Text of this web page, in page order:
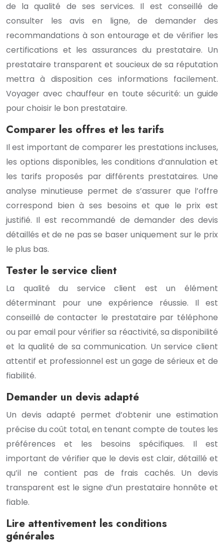
de la qualité de ses services. Il est conseillé de
consulter les avis en ligne, de demander des
recommandations à son entourage et de vérifier les
certifications et les assurances du prestataire. Un
prestataire transparent et soucieux de sa réputation
mettra à disposition ces informations facilement.
Voyager avec chauffeur en toute sécurité: un guide
pour choisir le bon prestataire.
Comparer les offres et les tarifs
Il est important de comparer les prestations incluses,
les options disponibles, les conditions d’annulation et
les tarifs proposés par différents prestataires. Une
analyse minutieuse permet de s’assurer que l’offre
correspond bien à ses besoins et que le prix est
justifié. Il est recommandé de demander des devis
détaillés et de ne pas se baser uniquement sur le prix
le plus bas.
Tester le service client
La qualité du service client est un élément
déterminant pour une expérience réussie. Il est
conseillé de contacter le prestataire par téléphone
ou par email pour vérifier sa réactivité, sa disponibilité
et la qualité de sa communication. Un service client
attentif et professionnel est un gage de sérieux et de
fiabilité.
Demander un devis adapté
Un devis adapté permet d’obtenir une estimation
précise du coût total, en tenant compte de toutes les
préférences et les besoins spécifiques. Il est
important de vérifier que le devis est clair, détaillé et
qu’il ne contient pas de frais cachés. Un devis
transparent est le signe d’un prestataire honnête et
fiable.
Lire attentivement les conditions
générales